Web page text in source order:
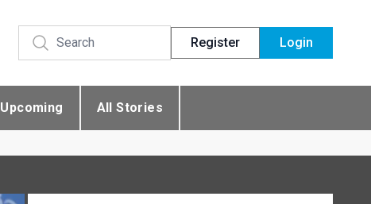
Register Login
Upcoming All Stories